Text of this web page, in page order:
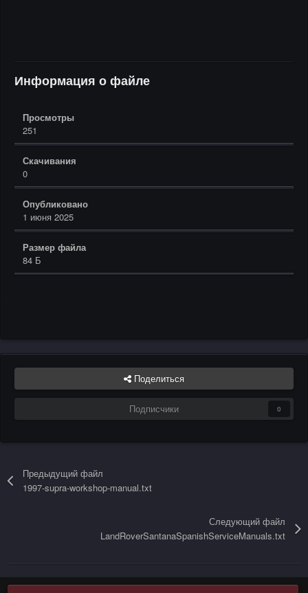
Информация о файле
Просмотры
251
Скачивания
0
Опубликовано
1 июня 2025
Размер файла
84 Б
Поделиться
Подписчики 0
Предыдущий файл
1997-supra-workshop-manual.txt
Следующий файл
LandRoverSantanaSpanishServiceManuals.txt